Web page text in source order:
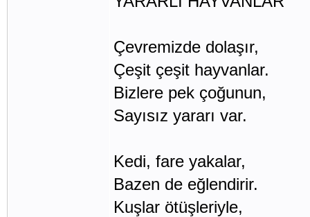
Çevremizde dolaşır,
Çeşit çeşit hayvanlar.
Bizlere pek çoğunun,
Sayısız yararı var.
Kedi, fare yakalar,
Bazen de eğlendirir.
Kuşlar ötüşleriyle,